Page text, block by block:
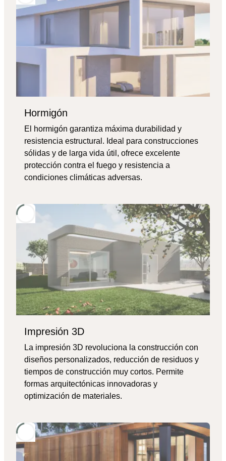
Hormigón
El hormigón garantiza máxima durabilidad y
resistencia estructural. Ideal para construcciones
sólidas y de larga vida útil, ofrece excelente
protección contra el fuego y resistencia a
condiciones climáticas adversas.
Impresión 3D
La impresión 3D revoluciona la construcción con
diseños personalizados, reducción de residuos y
tiempos de construcción muy cortos. Permite
formas arquitectónicas innovadoras y
optimización de materiales.